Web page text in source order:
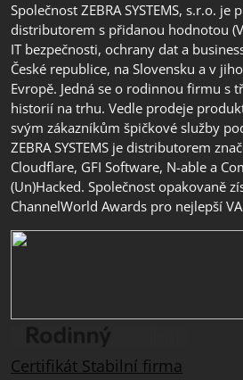
Společnost ZEBRA SYSTEMS, s.r.o. je
distributorem s přidanou hodnotou
IT bezpečnosti, ochrany dat a
České republice, na Slovensku a v
Evropě. Jedná se o rodinnou firmu s
historií na trhu. Vedle prodeje
svým zákazníkům špičkové služby
ZEBRA SYSTEMS je distributorem
Cloudflare, GFI Software, N-able a
(Un)Hacked. Společnost opakovaně
ChannelWorld Awards pro nejlepší
Certifikát Stabilní firma